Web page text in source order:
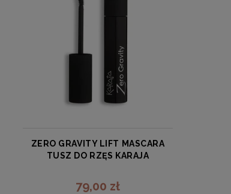
ZERO GRAVITY LIFT MASCARA
TUSZ DO RZĘS KARAJA
KARAJA
79,00 zł